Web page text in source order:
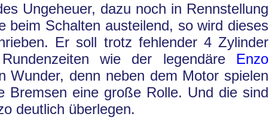
Ungeheuer, dazu noch in Rennstellung
beim Schalten austeilend, so wird dieses
Er soll trotz fehlender 4 Zylinder
wie der legendäre Enzo
Wunder, denn neben dem Motor spielen
Bremsen eine große Rolle. Und die sind
deutlich überlegen.